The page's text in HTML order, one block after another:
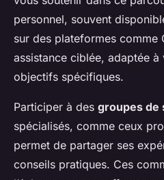
personnel, souvent
sur des plateformes comme
assistance ciblée, adaptée
objectifs spécifiques.
Participer à des groupes de
spécialisés, comme ceux
permet de partager ses
conseils pratiques. Ces